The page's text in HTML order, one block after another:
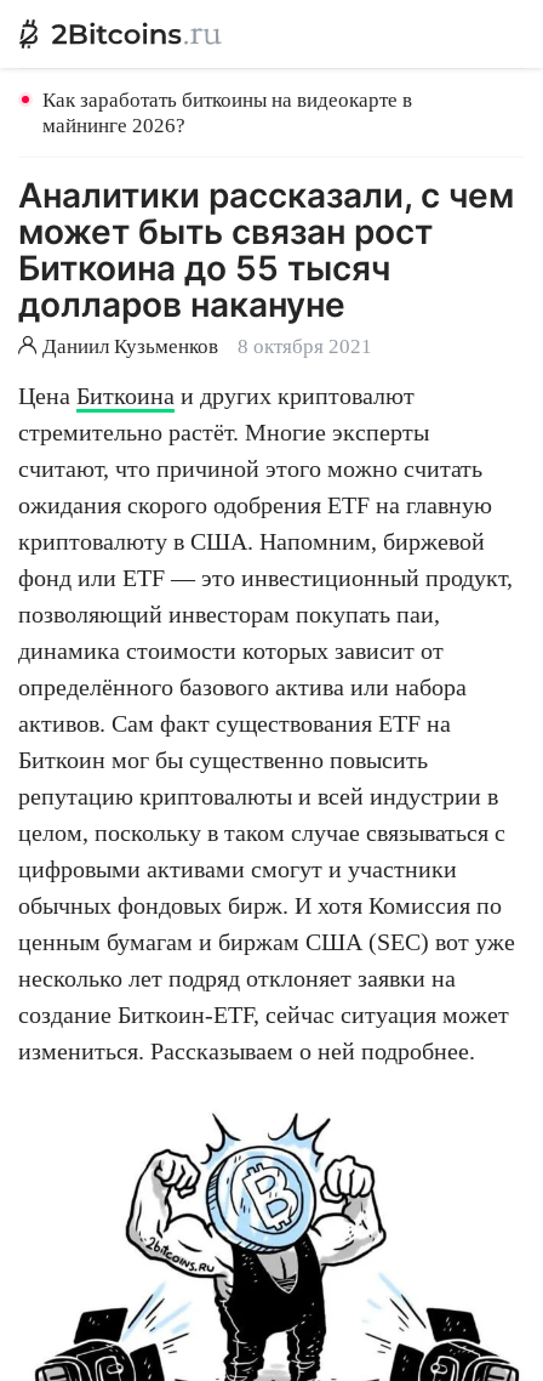
Как заработать биткоины на видеокарте в
майнинге 2026?
Аналитики рассказали, с чем
может быть связан рост
Биткоина до 55 тысяч
долларов накануне
Даниил Кузьменков 8 октября 2021
Цена Биткоина и других криптовалют
стремительно растёт. Многие эксперты
считают, что причиной этого можно считать
ожидания скорого одобрения ETF на главную
криптовалюту в США. Напомним, биржевой
фонд или ETF — это инвестиционный продукт,
позволяющий инвесторам покупать паи,
динамика стоимости которых зависит от
определённого базового актива или набора
активов. Сам факт существования ETF на
Биткоин мог бы существенно повысить
репутацию криптовалюты и всей индустрии в
целом, поскольку в таком случае связываться с
цифровыми активами смогут и участники
обычных фондовых бирж. И хотя Комиссия по
ценным бумагам и биржам США (SEC) вот уже
несколько лет подряд отклоняет заявки на
создание Биткоин-ETF, сейчас ситуация может
измениться. Рассказываем о ней подробнее.